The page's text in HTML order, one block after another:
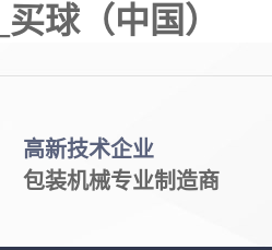
球（中国）
高新技术企业
包装机械专业制造商